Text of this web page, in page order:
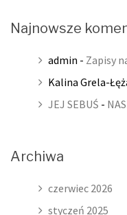
Najnowsze
admin - Zapisy
Kalina Grela-
JEJ SEBUŚ -
Archiwa
czerwiec 2026
styczeń 2025